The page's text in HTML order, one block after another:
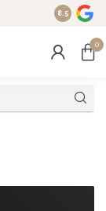
Since
8.5
0